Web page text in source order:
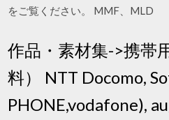
をご覧ください。 MMF、MLD
作品・素材集->携帯
料） NTT Docomo,
PHONE,vodafone),